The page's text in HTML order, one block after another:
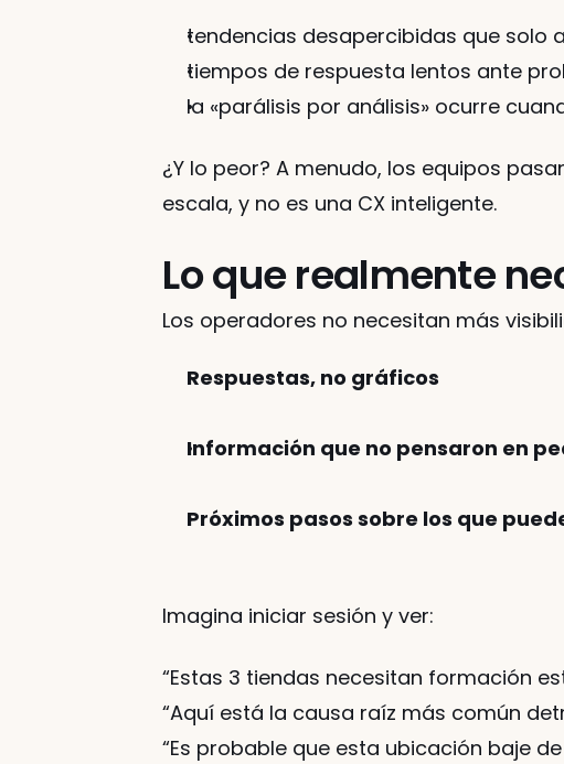
tendencias desapercibidas que solo
tiempos de respuesta lentos ante
la «parálisis por análisis» ocurre
¿Y lo peor? A menudo, los equipos
escala, y no es una CX inteligente.
Lo que realmente
Los operadores no necesitan más
Respuestas, no gráficos
Información que no pensaron en
Próximos pasos sobre los que
Imagina iniciar sesión y ver:
“Estas 3 tiendas necesitan formación
“Aquí está la causa raíz más común
“Es probable que esta ubicación baje